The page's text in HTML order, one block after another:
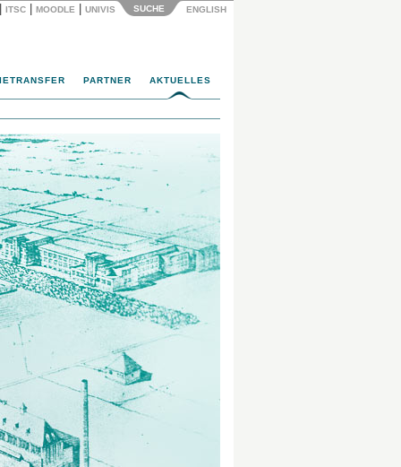
ITSC MOODLE UNIVIS SUCHE ENGLISH
PARTNER AKTUELLES